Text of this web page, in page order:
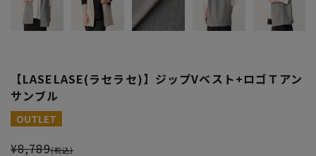
【LASELASE(ラセラセ)】ジップVベスト+ロゴＴアン
サンブル
大きいサイズ レディース 【LASELASE(ラセラセ)】ジップVベスト+
OUTLET
¥8,789(税込)